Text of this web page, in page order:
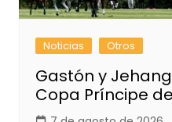
Noticias Otros
Gastón y
Copa Príncipe